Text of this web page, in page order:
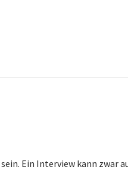
Ein Interview kann zwar